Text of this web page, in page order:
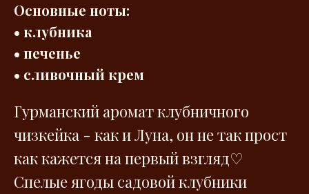
Основные ноты:
• клубника
• печенье
• сливочный крем
Гурманский аромат клубничного
чизкейка - как и Луна, он не так прост
как кажется на первый взгляд♡
Спелые ягоды садовой клубники